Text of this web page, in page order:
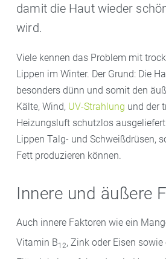
damit die Haut wieder
wird.
Viele kennen das Problem mit
Lippen im Winter. Der Grund: Die
besonders dünn und somit den
Kälte, Wind, UV-Strahlung und der
Heizungsluft schutzlos
Lippen Talg- und Schweißdrüsen,
Fett produzieren können.
Innere und äußere
Auch innere Faktoren wie ein
Vitamin B12, Zink oder Eisen